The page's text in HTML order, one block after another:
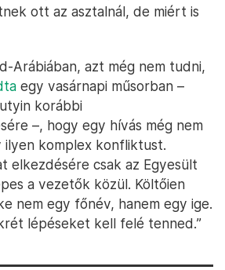
ott az asztalnál, de miért is
Arábiában, azt még nem tudni,
egy vasárnapi műsorban –
korábbi
–, hogy egy hívás még nem
ilyen komplex konfliktust.
elkezdésére csak az Egyesült
a vezetők közül. Költőien
nem egy főnév, hanem egy ige.
lépéseket kell felé tenned.”